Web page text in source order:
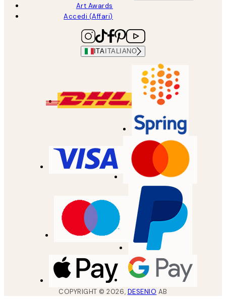
Art Awards
Accedi (Affari)
ITA ITALIANO
COPYRIGHT ©2026, DESENIO AB